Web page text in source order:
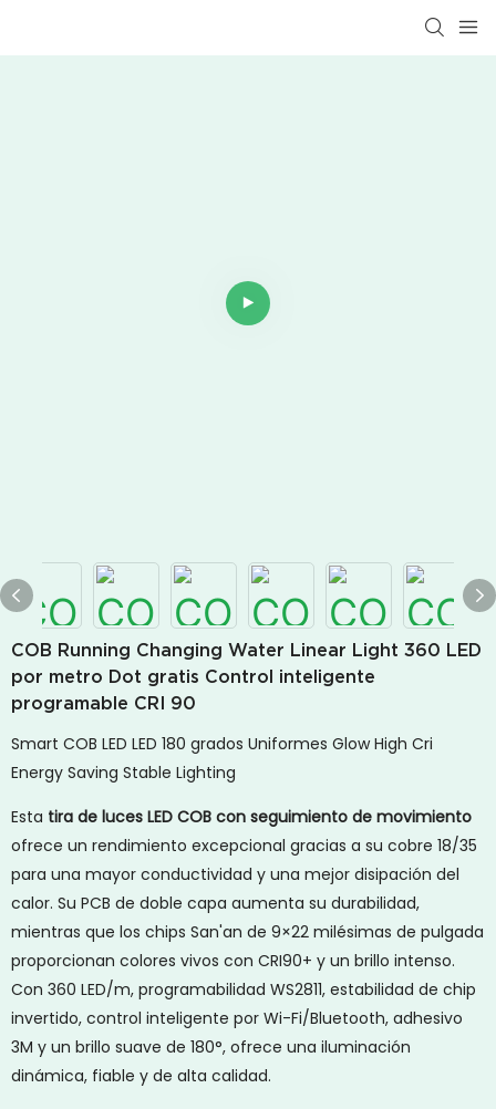
COB Running Changing Water Linear Light 360 LED
por metro Dot gratis Control inteligente
programable CRI 90
Smart COB LED LED 180 grados Uniformes Glow High Cri
Energy Saving Stable Lighting
Esta tira de luces LED COB con seguimiento de movimiento
ofrece un rendimiento excepcional gracias a su cobre 18/35
para una mayor conductividad y una mejor disipación del
calor. Su PCB de doble capa aumenta su durabilidad,
mientras que los chips San'an de 9×22 milésimas de pulgada
proporcionan colores vivos con CRI90+ y un brillo intenso.
Con 360 LED/m, programabilidad WS2811, estabilidad de chip
invertido, control inteligente por Wi-Fi/Bluetooth, adhesivo
3M y un brillo suave de 180°, ofrece una iluminación
dinámica, fiable y de alta calidad.